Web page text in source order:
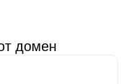
домен